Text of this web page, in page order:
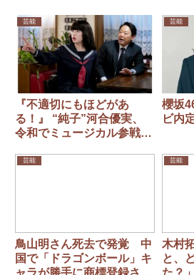
芸能
『不適切にもほどがあ
る！』 “純子”河合優実、
令和でミュージカル参戦に
のかよ！」
芸能
櫻坂
ビ内
芸能
鳥山明さん死去で発覚 中
国で「ドラゴンボール」キ
ャラが勝手に商標登録され
芸能
木村
と、
た？